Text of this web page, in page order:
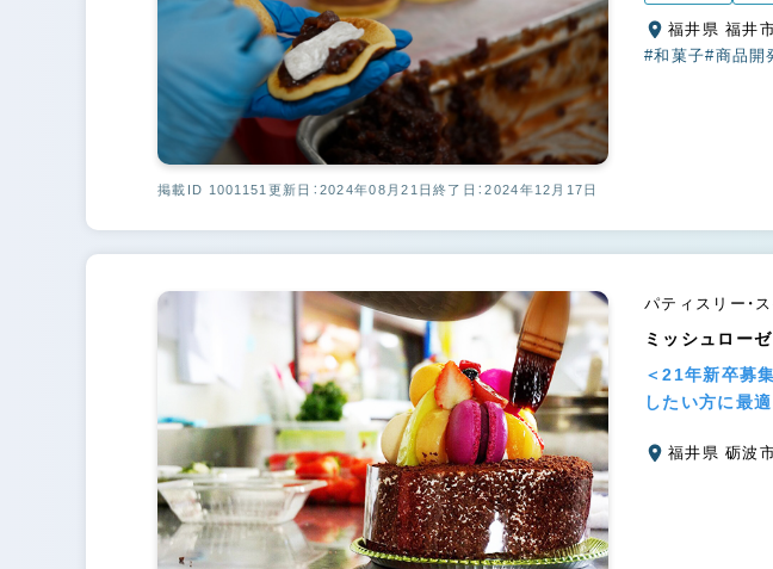
#和菓子#商品開
掲載ID 1001151 更新日：2024年08月21日終了日：2024年12月17日
パティスリー・
ミッシュロー
＜21年新卒募
したい方に最適